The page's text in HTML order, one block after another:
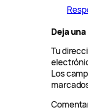
Deja
Tu
Los